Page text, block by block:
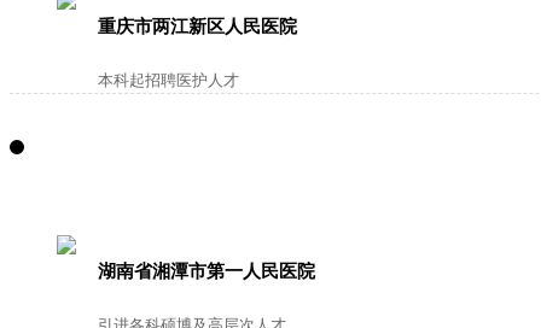
重庆市两江新区人民医院
本科起招聘医护人才
湖南省湘潭市第一人民医院